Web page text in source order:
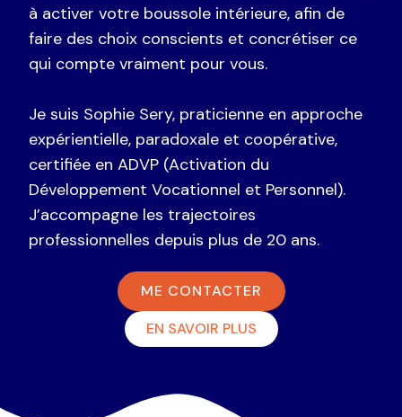
à activer votre boussole intérieure, afin de
faire des choix conscients et concrétiser ce
qui compte vraiment pour vous.
Je suis Sophie Sery, praticienne en approche
expérientielle, paradoxale et coopérative,
certifiée en ADVP (Activation du
Développement Vocationnel et Personnel).
J’accompagne les trajectoires
professionnelles depuis plus de 20 ans.
ME CONTACTER
EN SAVOIR PLUS